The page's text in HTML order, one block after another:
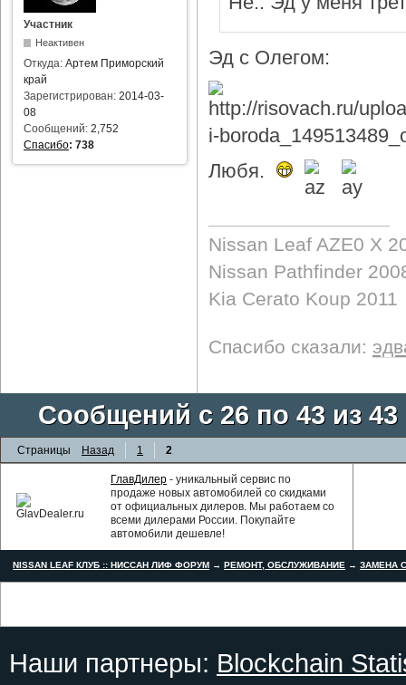
Участник
Неактивен
Откуда: Артем Приморский
край
Зарегистрирован: 2014-03-
08
Сообщений: 2,752
Спасибо: 738
Эд с Олегом:
Любя.
Nissan Leaf AZE0 X
Nissan Pathfinder
Kia Cerato Koup 2011
Спасибо сказали:
Сообщений с 26 по 43 из 43
Страницы Назад 1 2
ГлавДилер - уникальный сервис по
продаже новых автомобилей со скидками
от официальных дилеров. Мы работаем со
всеми дилерами России. Покупайте
автомобили дешевле!
NISSAN LEAF КЛУБ :: НИССАН ЛИФ ФОРУМ →РЕМОНТ, ОБСЛУЖИВАНИЕ →ЗАМЕНА
Наши партнеры: Blockchain